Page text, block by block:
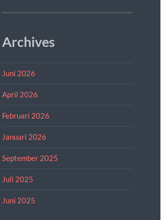
Archives
Juni 2026
April 2026
Februari 2026
Januari 2026
September 2025
Juli 2025
Juni 2025